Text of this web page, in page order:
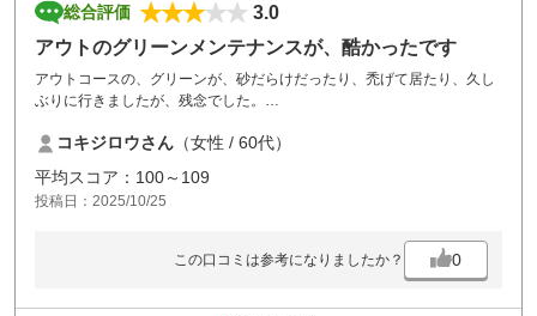
総合評価
3.0
アウトのグリーンメンテナンスが、酷かったです
アウトコースの、グリーンが、砂だらけだったり、禿げて居たり、久し
ぶりに行きましたが、残念でした。
らかも、しれませんが、これからもっと寒くなるので気をつけて欲しい
デス。
コキジロウさん （女性 / 60代）
平均スコア：100～109
投稿日：2025/10/25
この口コミは参考になりましたか？ 0